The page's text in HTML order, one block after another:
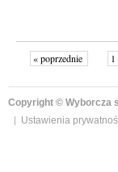
« poprzednie 1
Copyright © Wyborcza
Ustawienia